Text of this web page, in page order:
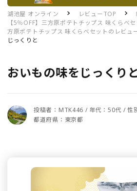
湖池屋 オンライン レビューTOP
【5％OFF】三方原ポテトチップス 味くらべセ
方原ポテトチップス 味くらべセットのレビュ
じっくりと
おいもの味をじっくり
投稿者：MTK446 / 年代：50代 / 性
都道府県：東京都